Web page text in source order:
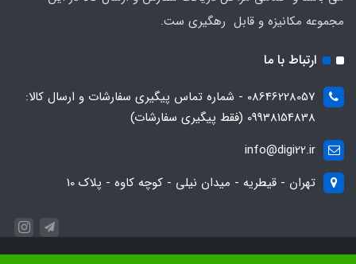
مجموعه مکانیزه و قابل رهگیری ست.
ارتباط با ما
08646228057 - شماره تماس پیگیری سفارشات و ارسال کالا:
09938154838 (فقط پیگیری سفارشات)
info@digi22.ir
تهران - قیطریه - میدان نیلی - کوچه کاوه - پلاک 10